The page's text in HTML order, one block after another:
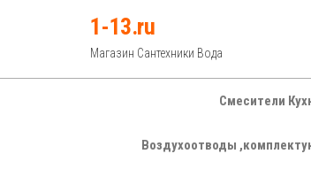
1-13.ru
Магазин Сантехники Вода
Смесители
Воздухоотводы